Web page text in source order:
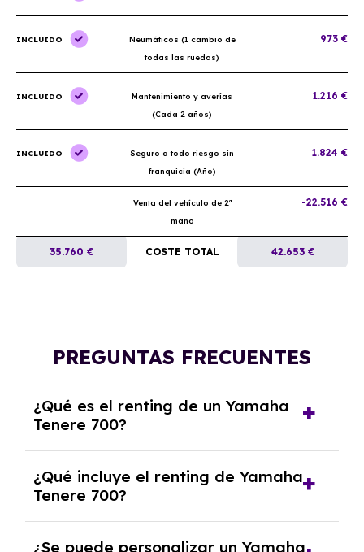
INCLUIDO
Neumáticos (1 cambio de
todas las ruedas)
973 €
INCLUIDO
Mantenimiento y averías
(Cada 2 años)
1.216 €
INCLUIDO
Seguro a todo riesgo sin
franquicia (Año)
1.824 €
Venta del vehículo de 2ª
mano
-22.516 €
35.760 € COSTE TOTAL 42.653 €
PREGUNTAS FRECUENTES
¿Qué es el renting de un Yamaha
Tenere 700?
contrato de alquiler a largo plazo en el que
pagas una cuota mensual fija por el uso del
coche durante un periodo determinado,
generalmente entre 2 y 5 años.
¿Qué incluye el renting de Yamaha
Tenere 700?
¿Se puede personalizar un Yamaha